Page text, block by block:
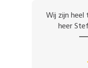
Wij zijn
heer